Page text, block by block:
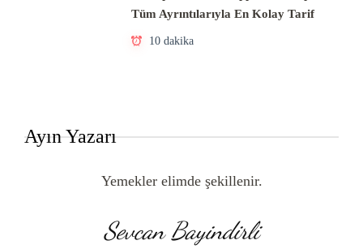
Tüm Ayrıntılarıyla En Kolay Tarif
10 dakika
Ayın Yazarı
Yemekler elimde şekillenir.
Sevcan Bayindirli